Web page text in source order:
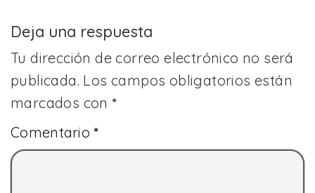
Deja una respuesta
Tu dirección de correo electrónico no será
publicada. Los campos obligatorios están
marcados con*
Comentario*